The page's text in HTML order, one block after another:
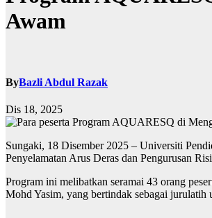
Awam
ByBazli Abdul Razak
Dis 18, 2025
Sungaki, 18 Disember 2025 – Universiti
Penyelamatan Arus Deras dan Pengurusan
Program ini melibatkan seramai 43 orang
Mohd Yasim, yang bertindak sebagai jurulatih